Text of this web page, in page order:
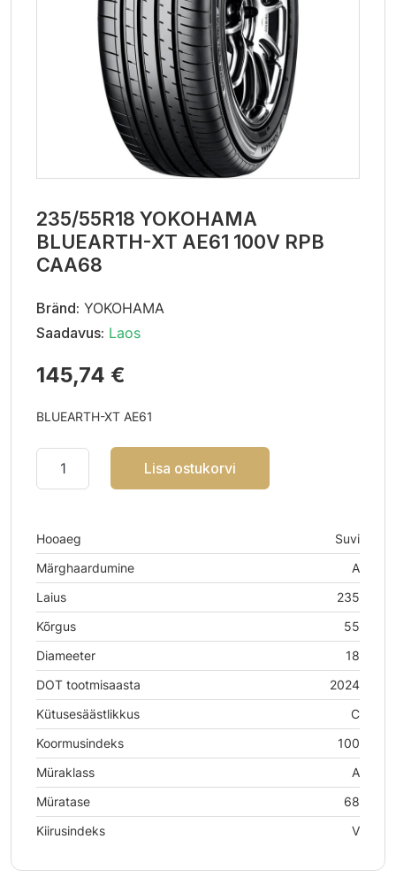
235/55R18 YOKOHAMA
BLUEARTH-XT AE61 100V RPB
CAA68
Bränd: YOKOHAMA
Saadavus: Laos
145,74 €
BLUEARTH-XT AE61
Lisa ostukorvi
Hooaeg
Suvi
Märghaardumine
A
Laius
235
Kõrgus
55
Diameeter
18
DOT tootmisaasta
2024
Kütusesäästlikkus
C
Koormusindeks
100
Müraklass
A
Müratase
68
Kiirusindeks
V